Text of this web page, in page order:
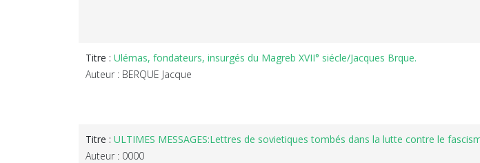
Titre : Ulémas, fondateurs, insurgés du Magreb XVII° siécle/Jacques Brque.
Auteur : BERQUE Jacque
Titre : ULTIMES MESSAGES:Lettres de sovietiques tombés dans la lutte contre le
Auteur : 0000